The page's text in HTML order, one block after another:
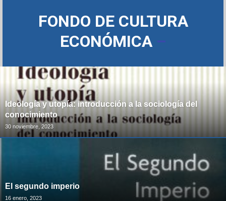
FONDO DE CULTURA
ECONÓMICA
Ideología y utopía: introducción a la sociología del
conocimiento
30 noviembre, 2023
El segundo imperio
16 enero, 2023